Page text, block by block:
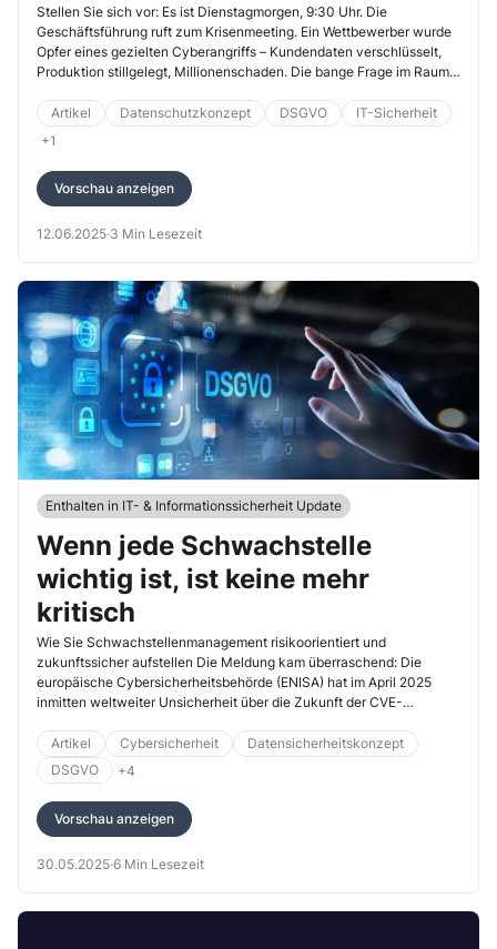
Stellen Sie sich vor: Es ist Dienstagmorgen, 9:30 Uhr. Die
Geschäftsführung ruft zum Krisenmeeting. Ein Wettbewerber wurde
Opfer eines gezielten Cyberangriffs – Kundendaten verschlüsselt,
Produktion stillgelegt, Millionenschaden. Die bange Frage im Raum:
IT-Verantwortlicher lautet: „Wir wissen es nicht genau.“ Genau hier
setzt der IT-Grundschutz des Bundesamts für Sicherheit in der
den Dschungel der Cybersicherheit.
Artikel Datenschutzkonzept DSGVO
IT-Sicherheit
+1
Vorschau anzeigen
12.06.2025·3 Min Lesezeit
Enthalten in IT- & Informationssicherheit Update
Wenn jede Schwachstelle
wichtig ist, ist keine mehr
kritisch
Wie Sie Schwachstellenmanagement risikoorientiert und
zukunftssicher aufstellen Die Meldung kam überraschend: Die
europäische Cybersicherheitsbehörde (ENISA) hat im April 2025
inmitten weltweiter Unsicherheit über die Zukunft der CVE-
online gestellt – die European Vulnerability Database (EUVD).
Während in den USA um Vertragsverlängerungen und
Stiftungsmodelle für CVE gerungen wurde, hat Europa einfach
geliefert.
Artikel Cybersicherheit
Datensicherheitskonzept
DSGVO
+4
Vorschau anzeigen
30.05.2025·6 Min Lesezeit